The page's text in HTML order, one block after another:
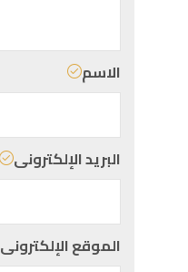
الاسم
البريد الإلكترونى
الموقع الإلكترونى